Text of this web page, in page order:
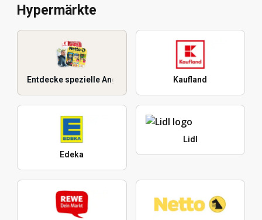
Hypermärkte
Entdecke spezielle Angebote Kaufland
Edeka
Lidl